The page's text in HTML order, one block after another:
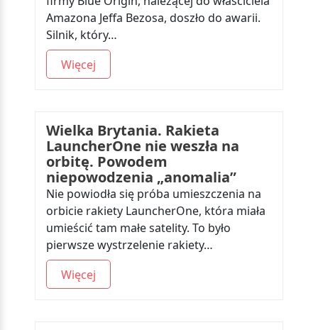
Amazona Jeffa Bezosa, doszło do awarii.
Silnik, który…
Więcej
Wielka Brytania. Rakieta
LauncherOne nie weszła na
orbitę. Powodem
niepowodzenia „anomalia”
Nie powiodła się próba umieszczenia na
orbicie rakiety LauncherOne, która miała
umieścić tam małe satelity. To było
pierwsze wystrzelenie rakiety…
Więcej